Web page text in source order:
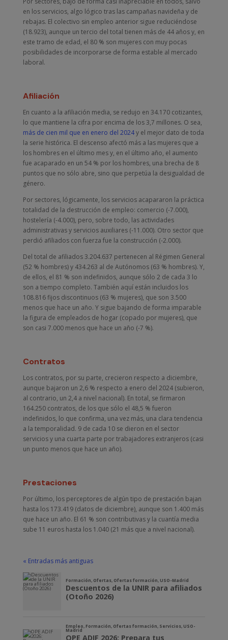
en los servicios, algo lógico tras las campañas navideña y de
rebajas. El colectivo sin empleo anterior sigue reduciéndose
(18.923), aunque un tercio del total tienen más de 44 años y, en
este tramo de edad, el 80 % son mujeres con muy pocas
posibilidades de incorporarse de forma estable al mercado
laboral.
Afiliación
En cuanto a la afiliación media, se redujo en 34.170 cotizantes,
lo que mantiene la cifra por encima de los 3,7 millones. O sea,
más de cien mil que en enero del 2024y el mejor dato de toda
la serie histórica. El descenso afectó más a las mujeres que a
los hombres en el último mes y, en el último año, el aumento
fue acaparado en un 54 % por los hombres, una brecha de 8
puntos que no sólo abre, sino que perpetúa la desigualdad de
género.
Por sectores, lógicamente, los servicios acapararon la práctica
totalidad de la destrucción de empleo: comercio (-7.000),
hostelería (-4.000), pero, sobre todo, las actividades
administrativas y servicios auxiliares (-11.000). Otro sector que
perdió afiliados con fuerza fue la construcción (-2.000).
Del total de afiliados 3.204.637 pertenecen al Régimen General
(52 % hombres) y 434.263 al de Autónomos (63 % hombres). Y,
de ellos, el 81 % son indefinidos, aunque sólo 2 de cada 3 lo
son a tiempo completo. También aquí están incluidos los
108.816 fijos discontinuos (63 % mujeres), que son 3.500
menos que hace un año. Y sigue bajando de forma imparable
la figura de empleados de hogar (copado por mujeres), que
son casi 7.000 menos que hace un año (-7 %).
Contratos
Los contratos, por su parte, crecieron respecto a diciembre,
aunque bajaron un 2,6 % respecto a enero del 2024 (subieron,
al contrario, un 2,4 a nivel nacional). En total, se firmaron
164.250 contratos, de los que sólo el 48,5 % fueron
indefinidos, lo que confirma, una vez más, una clara tendencia
a la temporalidad. 9 de cada 10 se dieron en el sector
servicios y una cuarta parte por trabajadores extranjeros (casi
un punto menos que hace un año).
Prestaciones
Por último, los perceptores de algún tipo de prestación bajan
hasta los 173.419 (datos de diciembre), aunque son 1.400 más
que hace un año. El 61 % son contributivas y la cuantía media
sube 11 euros hasta los 1.040 (21 más que a nivel nacional).
« Entradas más antiguas